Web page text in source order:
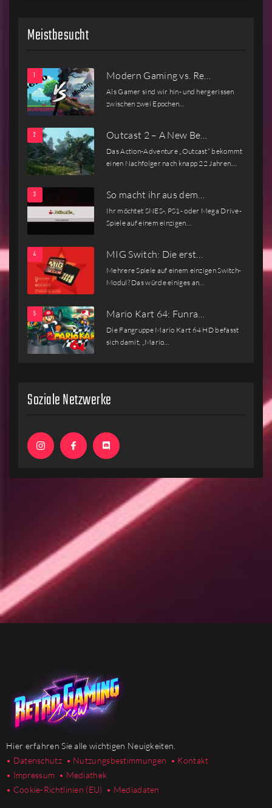
Meistbesucht
Modern Gaming vs. Re…
Als Gamer sind wir hin- und hergerissen
zwischen zwei Epochen…
Outcast 2 – A New Be…
Das Action-Adventure „Outcast“ bekommt
einen Nachfolger nach knapp 22 Jahren.…
So macht ihr aus dem…
Ihr möchtet SNES-, PS1- oder Mega Drive-
Spiele auf einem einzigen…
MIG Switch: Die erst…
Mehrere Spiele auf einem einzigen Switch-
Modul? Das würde einiges an…
Mario Kart 64: Funra…
Die Fangruppe Mario Kart 64 HD befasst
sich damit, „Mario…
Soziale Netzwerke
Hier erfahren Sie alle wichtigen Neuigkeiten.
• Datenschutz • Nutzungsbestimmungen • Kontakt
• Impressum • Mediathek
• Cookie-Richtlinien (EU) • Mediadaten